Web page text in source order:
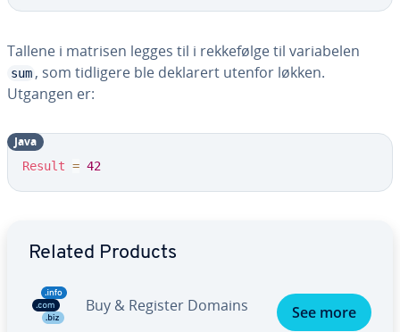
Tallene i matrisen legges til i rekkefølge til variabelen
sum , som tidligere ble deklarert utenfor løkken.
Utgangen er:
Result = 42
Java
Related Products
Buy & Register Domains See more